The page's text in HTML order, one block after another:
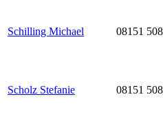
Schilling Michael 08151
Scholz Stefanie 08151